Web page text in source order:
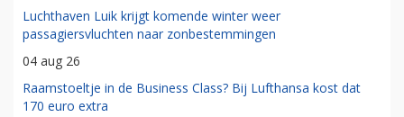
Luchthaven Luik krijgt komende winter weer
passagiersvluchten naar zonbestemmingen
04 aug 26
Raamstoeltje in de Business Class? Bij Lufthansa kost dat
170 euro extra